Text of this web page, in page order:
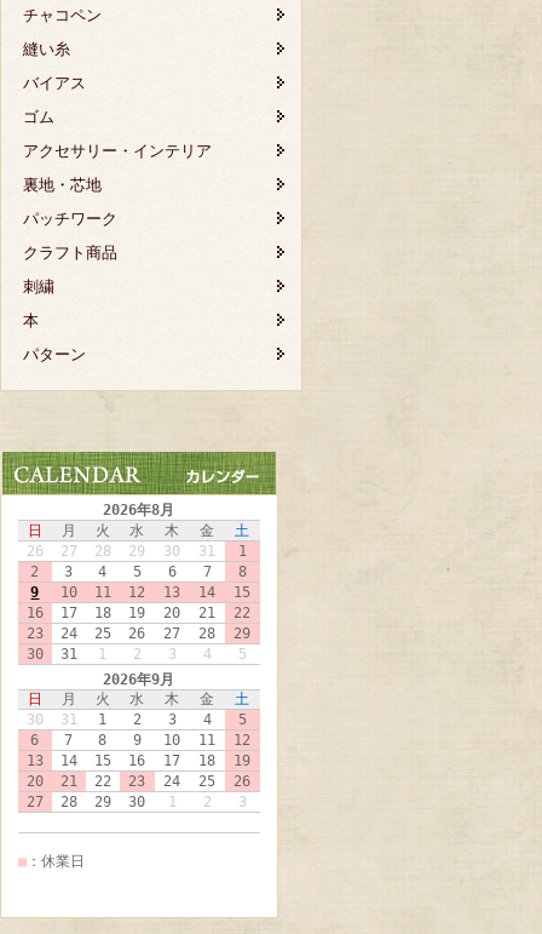
チャコペン
縫い糸
バイアス
ゴム
アクセサリー・インテリア
裏地・芯地
パッチワーク
クラフト商品
刺繍
本
パターン